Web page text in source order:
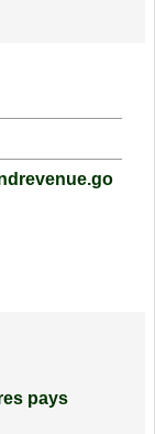
pays